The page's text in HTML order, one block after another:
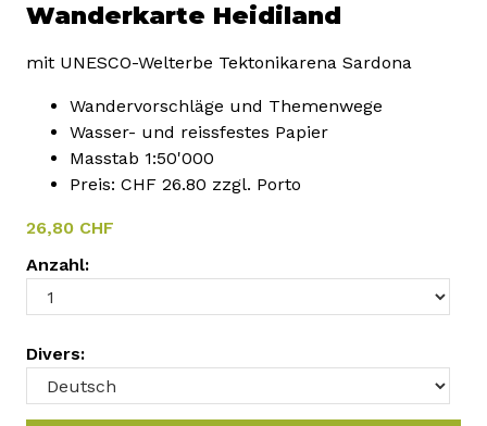
Wanderkarte Heidiland
mit UNESCO-Welterbe Tektonikarena Sardona
Wandervorschläge und Themenwege
Wasser- und reissfestes Papier
Masstab 1:50'000
Preis: CHF 26.80 zzgl. Porto
26,80 CHF
Anzahl:
Divers: